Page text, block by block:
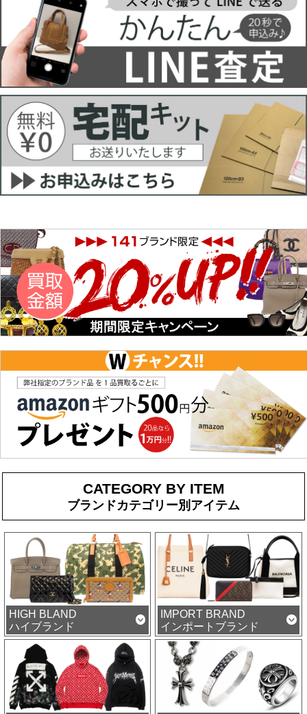
CATEGORY BY ITEM
ブランドカテゴリー別アイテム
HIGH BLAND
ハイブランド
IMPORT BRAND
インポートブランド